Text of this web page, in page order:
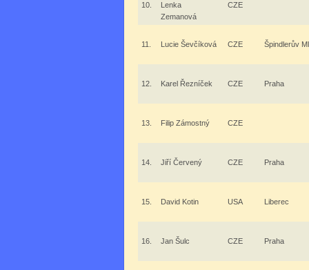
10.
Lenka
Zemanová
CZE
11. Lucie Ševčíková CZE Špindlerův
12. Karel Řezníček CZE Praha
13. Filip Zámostný CZE
14. Jiří Červený CZE Praha
15. David Kotin USA Liberec
16. Jan Šulc CZE Praha